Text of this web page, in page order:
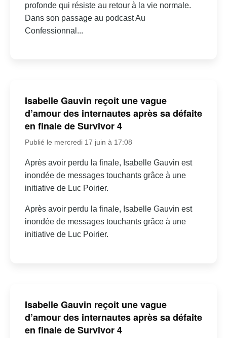
profonde qui résiste au retour à la vie normale.
Dans son passage au podcast Au
Confessionnal...
Isabelle Gauvin reçoit une vague
d’amour des internautes après sa défaite
en finale de Survivor 4
Publié le mercredi 17 juin à 17:08
Après avoir perdu la finale, Isabelle Gauvin est
inondée de messages touchants grâce à une
initiative de Luc Poirier.
Après avoir perdu la finale, Isabelle Gauvin est
inondée de messages touchants grâce à une
initiative de Luc Poirier.
Isabelle Gauvin reçoit une vague
d’amour des internautes après sa défaite
en finale de Survivor 4